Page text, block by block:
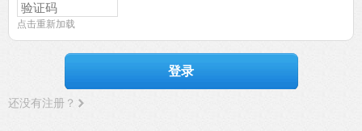
点击重新加载
登录
还没有注册？